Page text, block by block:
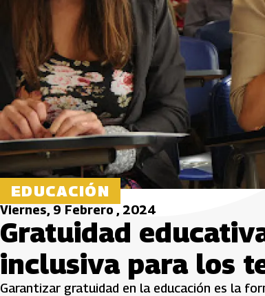
EDUCACIÓN
Viernes, 9 Febrero , 2024
Gratuidad
inclusiva para los
Garantizar gratuidad en la educación es la